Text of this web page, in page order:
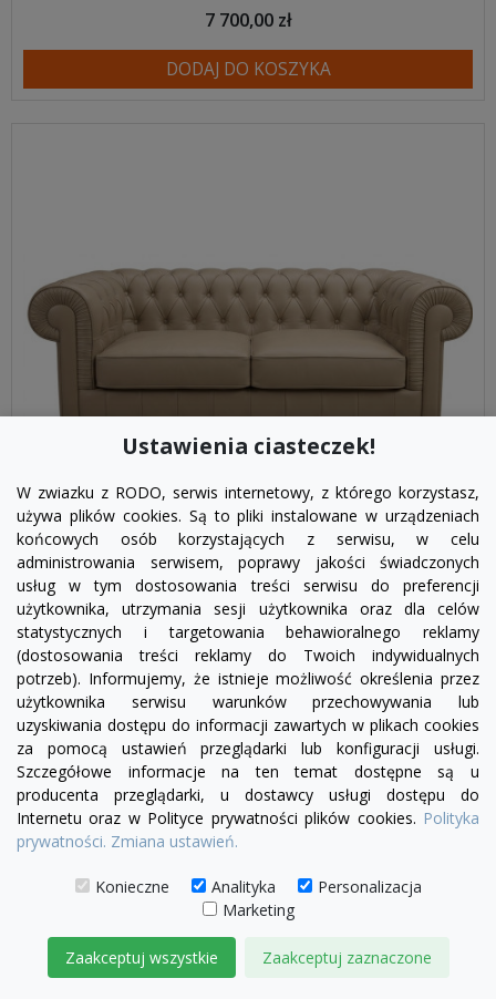
7 700,00 zł
DODAJ DO KOSZYKA
visibility
żółtyzielony
czerwony
czekoladowy
miętowy
błękitny
turkusowy
+28
Sofa Chesterfield w skórze Canon 2 os.
6 990,00 zł
DODAJ DO KOSZYKA
Ustawienia ciasteczek!
W zwiazku z RODO, serwis internetowy, z którego korzystasz,
używa plików cookies. Są to pliki instalowane w urządzeniach
końcowych osób korzystających z serwisu, w celu
administrowania serwisem, poprawy jakości świadczonych
usług w tym dostosowania treści serwisu do preferencji
użytkownika, utrzymania sesji użytkownika oraz dla celów
statystycznych i targetowania behawioralnego reklamy
(dostosowania treści reklamy do Twoich indywidualnych
potrzeb). Informujemy, że istnieje możliwość określenia przez
użytkownika serwisu warunków przechowywania lub
uzyskiwania dostępu do informacji zawartych w plikach cookies
za pomocą ustawień przeglądarki lub konfiguracji usługi.
Szczegółowe informacje na ten temat dostępne są u
producenta przeglądarki, u dostawcy usługi dostępu do
Internetu oraz w Polityce prywatności plików cookies. Polityka
prywatności. Zmiana ustawień.
Konieczne Analityka
Personalizacja
Marketing
Zaakceptuj wszystkie Zaakceptuj zaznaczone